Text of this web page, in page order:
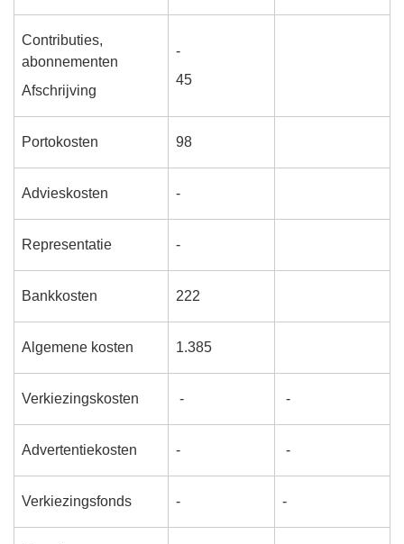
Contributies,
abonnementen
Afschrijving
-
45
Portokosten 98
Advieskosten -
Representatie -
Bankkosten 222
Algemene kosten 1.385
Verkiezingskosten - -
Advertentiekosten - -
Verkiezingsfonds - -